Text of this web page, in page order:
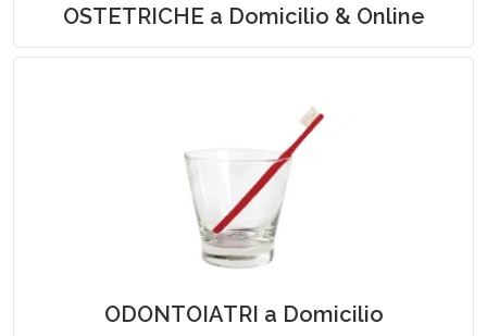
OSTETRICHE a Domicilio & Online
ODONTOIATRI a Domicilio
Odontoiatria a Domicilio